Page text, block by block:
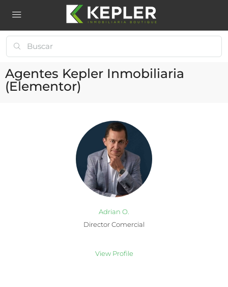
Agentes Kepler Inmobiliaria
(Elementor)
Adrian O.
Director Comercial
View Profile